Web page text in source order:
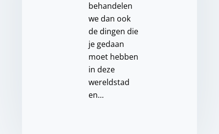
behandelen
we dan ook
de dingen die
je gedaan
moet hebben
in deze
wereldstad
en…